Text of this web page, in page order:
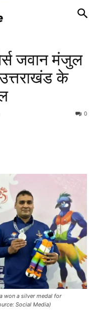
जवान मंजुल
के
0
won a silver medal for
Social Media)